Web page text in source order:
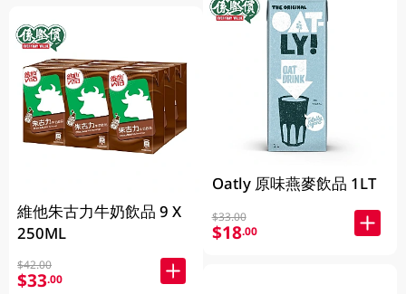
維他朱古力牛奶飲品 9 X
250ML
$42.00
$33.00
Oatly 原味燕麥飲品 1LT
$33.00
$18.00